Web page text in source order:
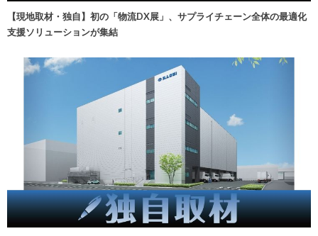
【現地取材・独自】初の「物流DX展」、サプライチェーン全体の最適化
支援ソリューションが集結